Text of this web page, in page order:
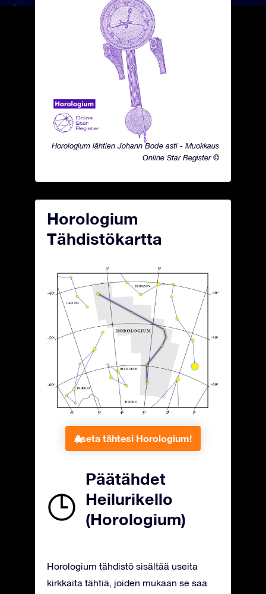
Horologium lähtien Johann Bode asti - Muokkaus
Online Star Register ©
Horologium
Tähdistökartta
Aseta tähtesi Horologium!
Päätähdet
Heilurikello
(Horologium)
Horologium tähdistö sisältää useita
kirkkaita tähtiä, joiden mukaan se saa